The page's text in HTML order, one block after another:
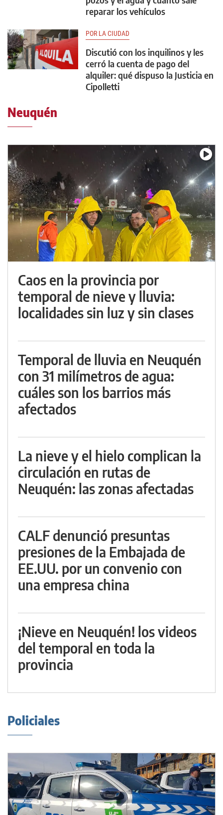
reparar los vehículos
POR LA CIUDAD
Discutió con los inquilinos y les
cerró la cuenta de pago del
alquiler: qué dispuso la Justicia en
Cipolletti
Neuquén
Caos en la provincia por
temporal de nieve y lluvia:
localidades sin luz y sin clases
Temporal de lluvia en Neuquén
con 31 milímetros de agua:
cuáles son los barrios más
afectados
La nieve y el hielo complican la
circulación en rutas de
Neuquén: las zonas afectadas
CALF denunció presuntas
presiones de la Embajada de
EE.UU. por un convenio con
una empresa china
¡Nieve en Neuquén! los videos
del temporal en toda la
provincia
Policiales